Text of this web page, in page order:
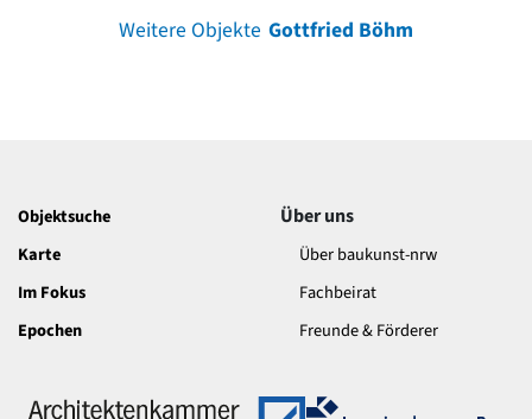
Weitere Objekte Gottfried Böhm
Objektsuche
Karte
Im Fokus
Epochen
Über uns
Über baukunst-nrw
Fachbeirat
Freunde & Förderer